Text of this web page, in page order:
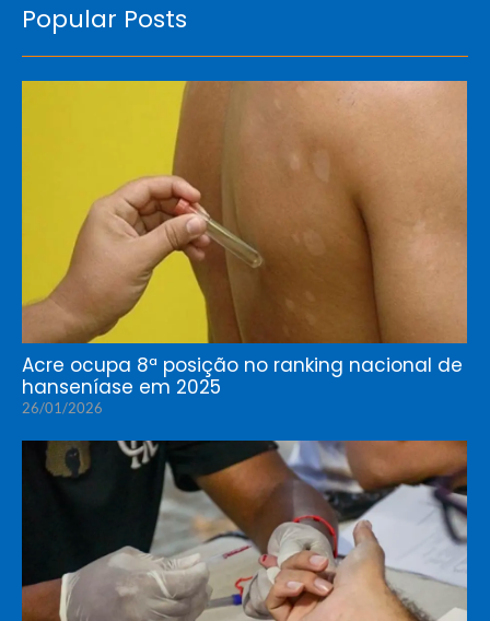
Popular Posts
Acre ocupa 8ª posição no ranking nacional de
hanseníase em 2025
26/01/2026